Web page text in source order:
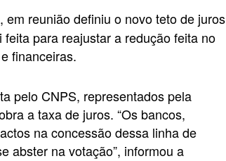
em reunião definiu o novo teto de juros
para reajustar a redução feita no
financeiras.
pelo CNPS, representados pela
a taxa de juros. “Os bancos,
na concessão dessa linha de
abster na votação”, informou a